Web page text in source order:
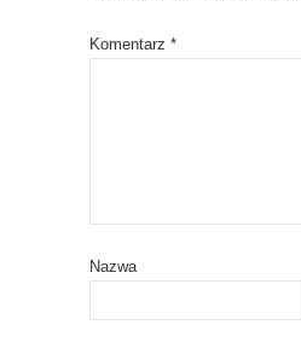
Komentarz *
Nazwa